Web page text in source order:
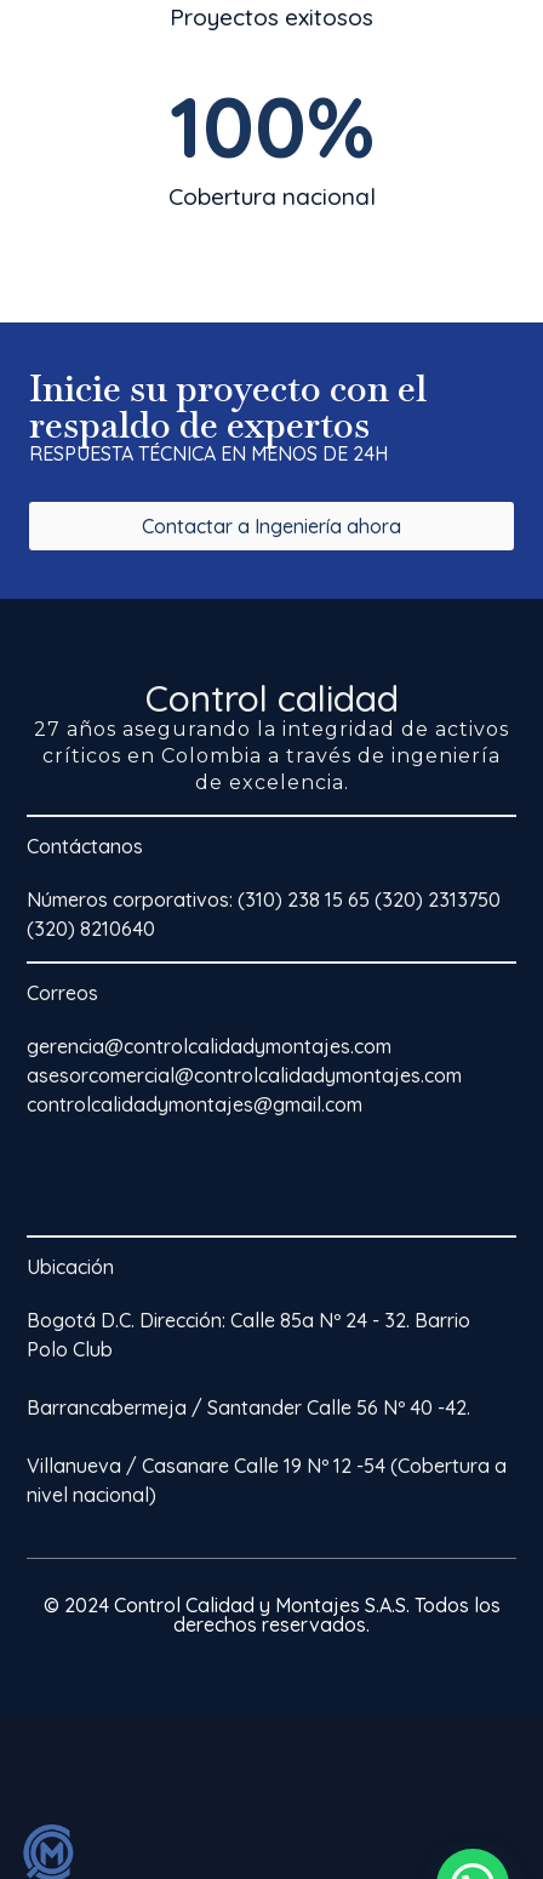
Proyectos exitosos
Cobertura nacional
100%
Inicie su proyecto con el
respaldo de expertos
RESPUESTA TÉCNICA EN MENOS DE 24H
Contactar a Ingeniería ahora
Control calidad
27 años asegurando la integridad de activos
críticos en Colombia a través de ingeniería
de excelencia.
Contáctanos
Números corporativos: (310) 238 15 65 (320) 2313750
(320) 8210640
Correos
gerencia@controlcalidadymontajes.com
asesorcomercial@controlcalidadymontajes.com
controlcalidadymontajes@gmail.com
Ubicación
Bogotá D.C. Dirección: Calle 85a Nº 24 - 32. Barrio
Polo Club
Barrancabermeja / Santander Calle 56 Nº 40 -42.
Villanueva / Casanare Calle 19 Nº 12 -54 (Cobertura a
nivel nacional)
© 2024 Control Calidad y Montajes S.A.S. Todos los
derechos reservados.